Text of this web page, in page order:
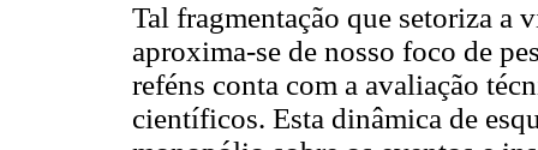
Tal fragmentação que setoriza a
aproxima-se de nosso foco de
reféns conta com a avaliação
científicos. Esta dinâmica de